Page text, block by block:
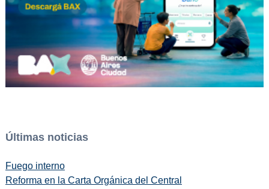
Últimas noticias
Fuego interno
Reforma en la Carta Orgánica del Central